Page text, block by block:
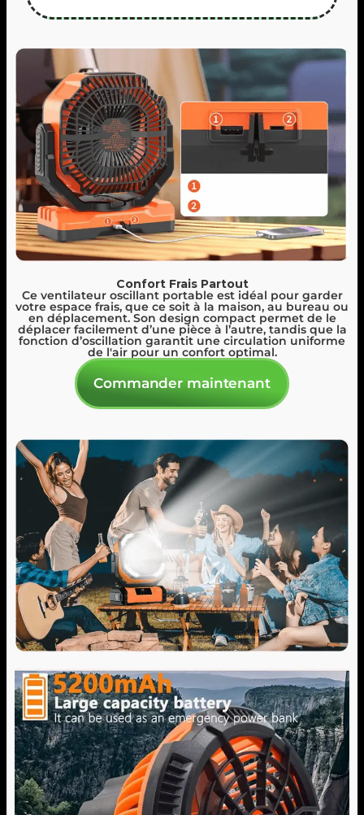
Confort Frais Partout
Ce ventilateur oscillant portable est idéal pour garder
votre espace frais, que ce soit à la maison, au bureau ou
en déplacement. Son design compact permet de le
déplacer facilement d’une pièce à l’autre, tandis que la
fonction d’oscillation garantit une circulation uniforme
de l'air pour un confort optimal.
Commander maintenant